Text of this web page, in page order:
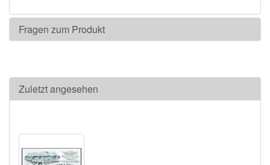
Fragen zum Produkt
Zuletzt angesehen